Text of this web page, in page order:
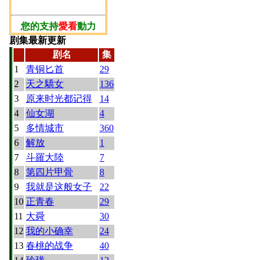
您的支持愛看動力
剧集最新更新
剧名
集
1
青铜匕首
29
2
天之驕女
136
3
原来时光都记得
14
4
仙女湖
4
5
多情城市
360
6
解放
1
7
斗羅大陸
7
8
第四片甲骨
8
9
我就是这般女子
22
10 正青春
29
11 大舜
30
12 我的小确幸
24
13 春桃的战争
40